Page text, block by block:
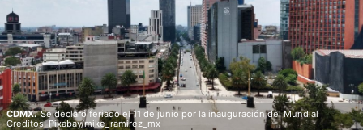
CDMX. Se declaró feriado el 11 de junio por la inauguración del Mundial
Créditos: Pixabay/mike_ramirez_mx